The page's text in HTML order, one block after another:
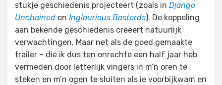
stukje geschiedenis projecteert (zoals in Django
Unchained en Inglourious Basterds). De koppeling
aan bekende geschiedenis creëert natuurlijk
verwachtingen. Maar net als de goed gemaakte
trailer – die ik dus ten onrechte een half jaar heb
vermeden door letterlijk vingers in m’n oren te
steken en m’n ogen te sluiten als ie voorbijkwam en